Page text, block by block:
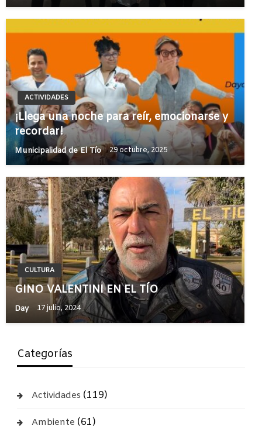
ACTIVIDADES
¡Llega una noche para reír, emocionarse y
recordar!
Municipalidad de El Tío 29 octubre, 2025
CULTURA
GINO VALENTINI EN EL TÍO
Day 17 julio, 2024
Categorías
Actividades (119)
Ambiente (61)